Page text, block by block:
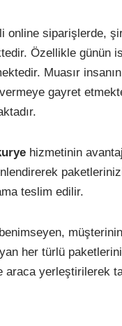
siparişlerde,
Özellikle günün
Muasır
gayret
hizmetinin
teslim edilir.
her türlü
yerleştirilerek